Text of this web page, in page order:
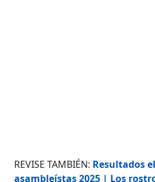
REVISE TAMBIÉN: Resultados
asambleístas 2025 | Los